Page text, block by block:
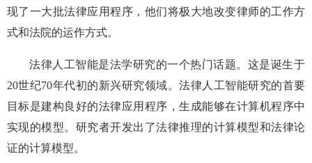
现了一大批法律应用程序，他们将极大地改变律师的工作方
式和法院的运作方式。
法律人工智能是法学研究的一个热门话题。这是诞生于
20世纪70年代初的新兴研究领域。法律人工智能研究的首要
目标是建构良好的法律应用程序，生成能够在计算机程序中
实现的模型。研究者开发出了法律推理的计算模型和法律论
证的计算模型。